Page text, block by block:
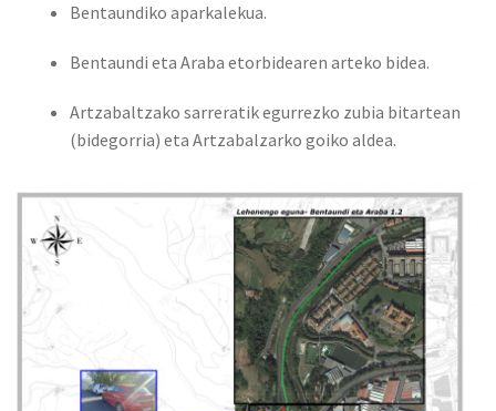
Bentaundiko aparkalekua.
Bentaundi eta Araba etorbidearen arteko bidea.
Artzabaltzako sarreratik egurrezko zubia bitartean
(bidegorria) eta Artzabalzarko goiko aldea.